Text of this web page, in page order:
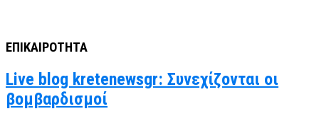
ΕΠΙΚΑΙΡΟΤΗΤΑ
Live blog kretenewsgr: Συνεχίζονται οι
βομβαρδισμοί